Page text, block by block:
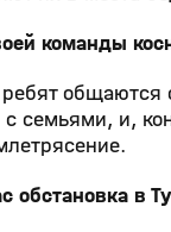
команды
общаются
семьями, и,
обстановка в